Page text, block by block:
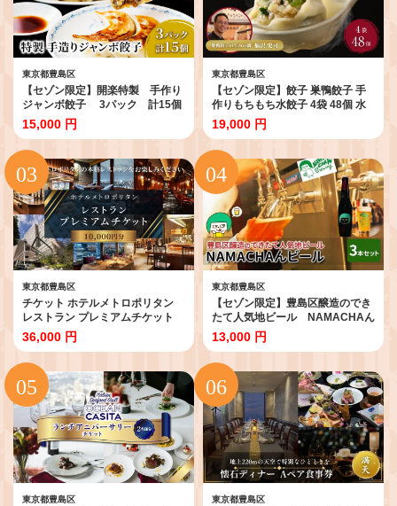
東京都豊島区
【セゾン限定】開楽特製 手作り
ジャンボ餃子 3パック 計15個
餃子 ぎょうざ ギョーザ 手作り餃
子 手作り 老舗 冷凍 焼くだけ 簡単
時短 おかず おつまみ グルメ お取
り寄せ 豊島区 東京都
15,000 円
東京都豊島区
【セゾン限定】餃子 巣鴨餃子 手
作りもちもち水餃子 4袋 48個 水
餃子 清緑園 ぎょうざ ギョウザ も
ちもち 冷凍餃子 国産素材 お取り
寄せ ギフト 冷凍 中華料理 おつま
み おかず 総菜
19,000 円
東京都豊島区
チケット ホテルメトロポリタン
レストラン プレミアムチケット
10,000円分 ギフト券 利用券 お食
事券 券
36,000 円
東京都豊島区
【セゾン限定】豊島区醸造のでき
たて人気地ビール NAMACHAん
ビールセット ビール アルコール
地ビール 燻製ビール 自家燻製麦
芽 スモークビール フルーツビー
ル セット 豊島区 東京都
13,000 円
東京都豊島区 東京都豊島区